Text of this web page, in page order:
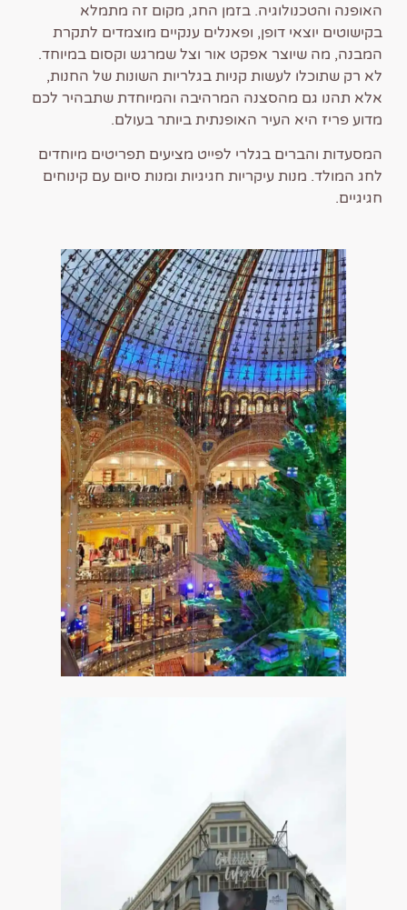
האופנה והטכנולוגיה. בזמן החג, מקום זה מתמלא
בקישוטים יוצאי דופן, ופאנלים ענקיים מוצמדים לתקרת
המבנה, מה שיוצר אפקט אור וצל שמרגש וקסום במיוחד.
לא רק שתוכלו לעשות קניות בגלריות השונות של החנות,
אלא תהנו גם מהסצנה המרהיבה והמיוחדת שתבהיר לכם
מדוע פריז היא העיר האופנתית ביותר בעולם.
המסעדות והברים בגלרי לפייט מציעים תפריטים מיוחדים
לחג המולד. מנות עיקריות חגיגיות ומנות סיום עם קינוחים
חגיגיים.